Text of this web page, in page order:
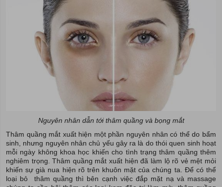
Nguyên nhân dẫn tới thâm quầng và bọng mắt
Thâm quầng mắt xuất hiện một phần nguyên nhân có thể do bẩm
sinh, nhưng nguyên nhân chủ yếu gây ra là do thói quen sinh hoạt
mỗi ngày không khoa học khiến cho tình trạng thâm quầng thêm
nghiêm trọng. Thâm quầng mắt xuất hiện đã làm lộ rõ vẻ mệt mỏi
khiến sự già nua hiện rõ trên khuôn mặt của chúng ta. Để có thể
loại bỏ thâm quầng thì bên cạnh việc đắp mặt nạ và massage